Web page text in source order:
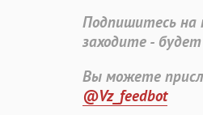
Подпишитесь на
заходите -
Вы можете
@Vz_feedbot